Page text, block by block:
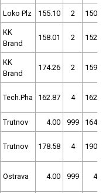
Loko Plz 155.10 2
KK
Brand
158.01 2
KK
Brand
174.26 2
Tech.Pha 162.87 4
Trutnov 4.00 999
Trutnov 178.58 4
Ostrava 4.00 999